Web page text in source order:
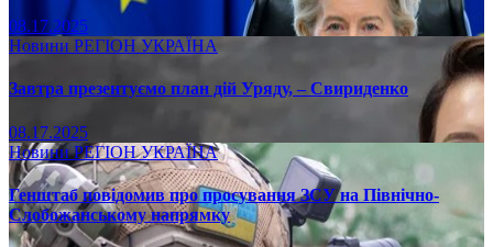
08.17.2025
Новини РЕГІОН УКРАЇНА
Завтра презентуємо план дій Уряду, – Свириденко
08.17.2025
НовиниРЕГІОНУКРАЇНА
Генштаб повідомив про просування ЗСУ на Північно-
Слобожанському напрямку